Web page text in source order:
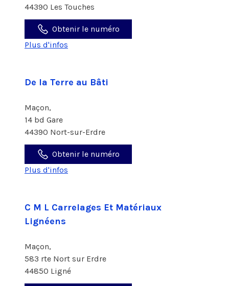
44390 Les Touches
Obtenir le numéro
Plus d'infos
De la Terre au Bâti
Maçon,
14 bd Gare
44390 Nort-sur-Erdre
Obtenir le numéro
Plus d'infos
C M L Carrelages Et Matériaux
Lignéens
Maçon,
583 rte Nort sur Erdre
44850 Ligné